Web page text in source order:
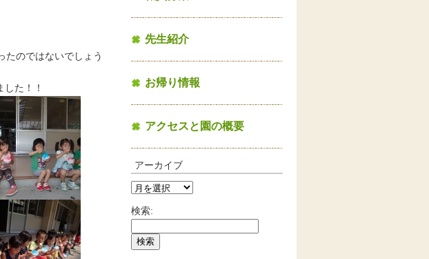
たのではないでしょう
た！！
先生紹介
お帰り情報
アクセスと園の概要
アーカイブ
検索: